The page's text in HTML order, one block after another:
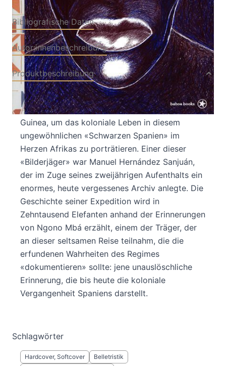
Bibliografische Daten
Autor:innenbeschreibung
Produktbeschreibung
1944 reiste ein Team von Fotografen und
Kameraleuten unter dem Mandat Francos nach
Guinea, um das koloniale Leben in diesem
ungewöhnlichen «Schwarzen Spanien» im
Herzen Afrikas zu porträtieren. Einer dieser
«Bilderjäger» war Manuel Hernández Sanjuán,
der im Zuge seines zweijährigen Aufenthalts ein
enormes, heute vergessenes Archiv anlegte. Die
Geschichte seiner Expedition wird in
Zehntausend Elefanten anhand der Erinnerungen
von Ngono Mbá erzählt, einem der Träger, der
an dieser seltsamen Reise teilnahm, die die
erfundenen Wahrheiten des Regimes
«dokumentieren» sollte: jene unauslöschliche
Erinnerung, die bis heute die koloniale
Vergangenheit Spaniens darstellt.
Schlagwörter
Hardcover, Softcover
Belletristik